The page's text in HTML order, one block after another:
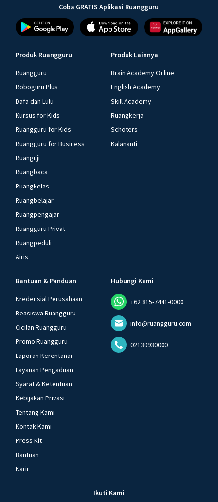
Coba GRATIS Aplikasi Ruangguru
Produk Ruangguru
Ruangguru
Roboguru Plus
Dafa dan Lulu
Kursus for Kids
Ruangguru for Kids
Ruangguru for Business
Ruanguji
Ruangbaca
Ruangkelas
Ruangbelajar
Ruangpengajar
Ruangguru Privat
Ruangpeduli
Airis
Produk Lainnya
Brain Academy Online
English Academy
Skill Academy
Ruangkerja
Schoters
Kalananti
Bantuan & Panduan
Kredensial Perusahaan
Beasiswa Ruangguru
Cicilan Ruangguru
Promo Ruangguru
Laporan Kerentanan
Layanan Pengaduan
Syarat & Ketentuan
Kebijakan Privasi
Tentang Kami
Kontak Kami
Press Kit
Bantuan
Karir
Hubungi Kami
+62 815-7441-0000
info@ruangguru.com
02130930000
Ikuti Kami